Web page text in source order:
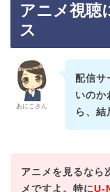
アニメ視聴
ス
あにこさん
配信サ
いの
ら、結
アニメを見るなら
メですよ。特にU-